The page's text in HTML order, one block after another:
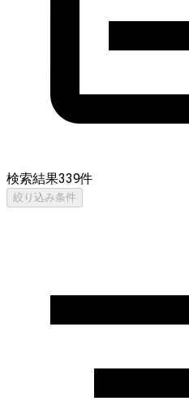
検索結果339件
絞り込み条件